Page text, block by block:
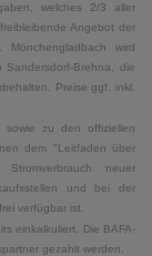
welches 2/3 aller
Angebot der
wird
Brehna, die
Preise ggf. inkl.
sowie zu den offiziellen
dem "Leitfaden über
neuer
und bei der
verfügbar ist.
einkalkuliert. Die BAFA-
gezahlt werden.